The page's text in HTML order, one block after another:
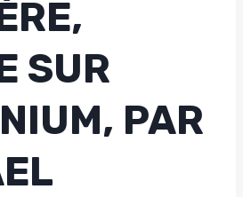
SUR
PAR